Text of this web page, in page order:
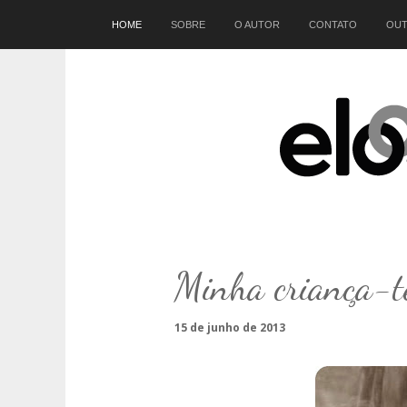
HOME SOBRE O AUTOR CONTATO Início
Minha criança-
15 de junho de 2013